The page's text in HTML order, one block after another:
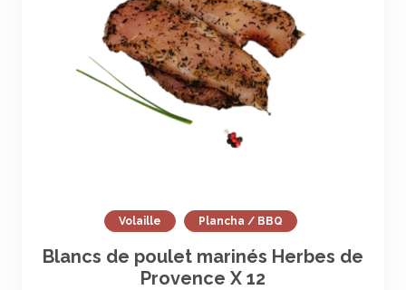
Volaille Plancha / BBQ
Blancs de poulet marinés Herbes de
Provence X 12